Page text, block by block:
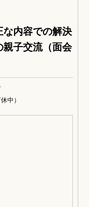
内容での解決
子交流（面会
中）